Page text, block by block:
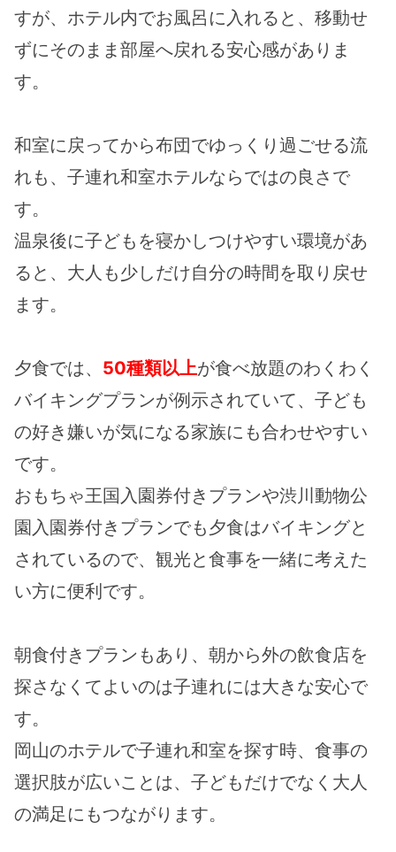
すが、ホテル内でお風呂に入れると、移動せ
ずにそのまま部屋へ戻れる安心感がありま
す。
和室に戻ってから布団でゆっくり過ごせる流
れも、子連れ和室ホテルならではの良さで
す。
温泉後に子どもを寝かしつけやすい環境があ
ると、大人も少しだけ自分の時間を取り戻せ
ます。
夕食では、 50種類以上が食べ放題のわくわく
バイキングプランが例示されていて、子ども
の好き嫌いが気になる家族にも合わせやすい
です。
おもちゃ王国入園券付きプランや渋川動物公
園入園券付きプランでも夕食はバイキングと
されているので、観光と食事を一緒に考えた
い方に便利です。
朝食付きプランもあり、朝から外の飲食店を
探さなくてよいのは子連れには大きな安心で
す。
岡山のホテルで子連れ和室を探す時、食事の
選択肢が広いことは、子どもだけでなく大人
の満足にもつながります。